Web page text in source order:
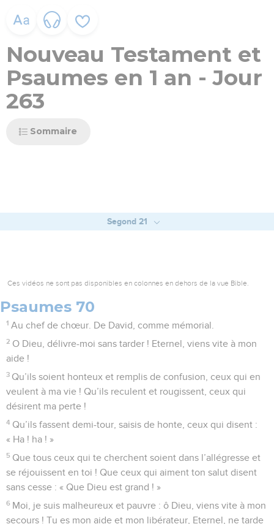
Nouveau Testament et
Psaumes en 1 an - Jour
263
Sommaire
Segond 21
Ces vidéos ne sont pas disponibles en colonnes en dehors de la vue Bible.
Psaumes 70
1 Au chef de chœur. De David, comme mémorial.
2 O Dieu, délivre-moi sans tarder ! Eternel, viens vite à mon
aide !
3 Qu’ils soient honteux et remplis de confusion, ceux qui en
veulent à ma vie ! Qu’ils reculent et rougissent, ceux qui
désirent ma perte !
4 Qu’ils fassent demi-tour, saisis de honte, ceux qui disent :
« Ha ! ha ! »
5 Que tous ceux qui te cherchent soient dans l’allégresse et
se réjouissent en toi ! Que ceux qui aiment ton salut disent
sans cesse : « Que Dieu est grand ! »
6 Moi, je suis malheureux et pauvre : ô Dieu, viens vite à mon
secours ! Tu es mon aide et mon libérateur, Eternel, ne tarde